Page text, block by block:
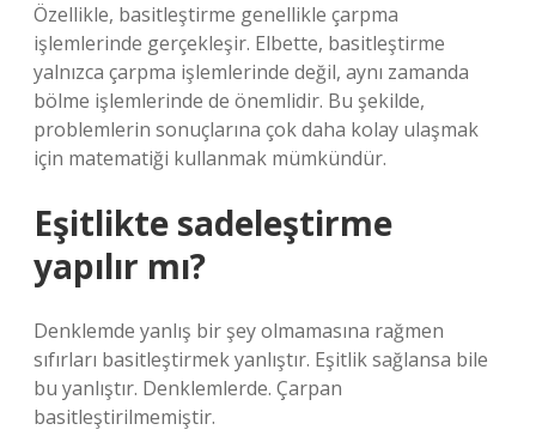
Özellikle, basitleştirme genellikle çarpma
işlemlerinde gerçekleşir. Elbette, basitleştirme
yalnızca çarpma işlemlerinde değil, aynı zamanda
bölme işlemlerinde de önemlidir. Bu şekilde,
problemlerin sonuçlarına çok daha kolay ulaşmak
için matematiği kullanmak mümkündür.
Eşitlikte sadeleştirme
yapılır mı?
Denklemde yanlış bir şey olmamasına rağmen
sıfırları basitleştirmek yanlıştır. Eşitlik sağlansa bile
bu yanlıştır. Denklemlerde. Çarpan
basitleştirilmemiştir.